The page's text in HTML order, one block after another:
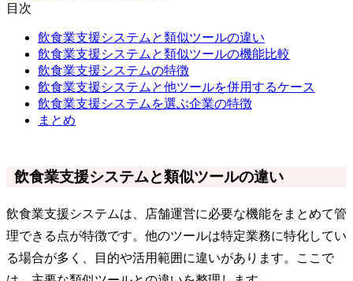
目次
飲食業支援システムと類似ツールの違い
飲食業支援システムと類似ツールの機能比較
飲食業支援システムの特徴
飲食業支援システムと他ツールを併用するケース
飲食業支援システムを選ぶ企業の特徴
まとめ
飲食業支援システムと類似ツールの違い
飲食業支援システムは、店舗運営に必要な機能をまとめて管
理できる点が特徴です。他のツールは特定業務に特化してい
る場合が多く、目的や活用範囲に違いがあります。ここで